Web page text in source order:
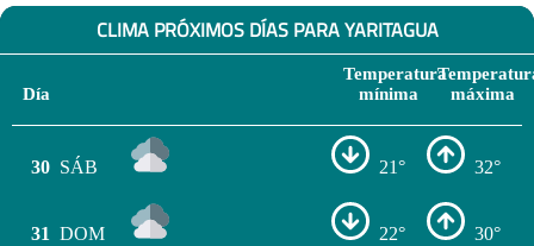
CLIMA PRÓXIMOS DÍAS PARA YARITAGUA
Día
Temperatura
mínima
máxima
30 SÁB 21° 32°
31 DOM 22° 30°